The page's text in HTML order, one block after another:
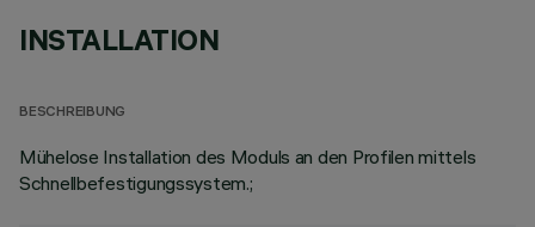
INSTALLATION
BESCHREIBUNG
Mühelose Installation des Moduls an den Profilen mittels
Schnellbefestigungssystem.;